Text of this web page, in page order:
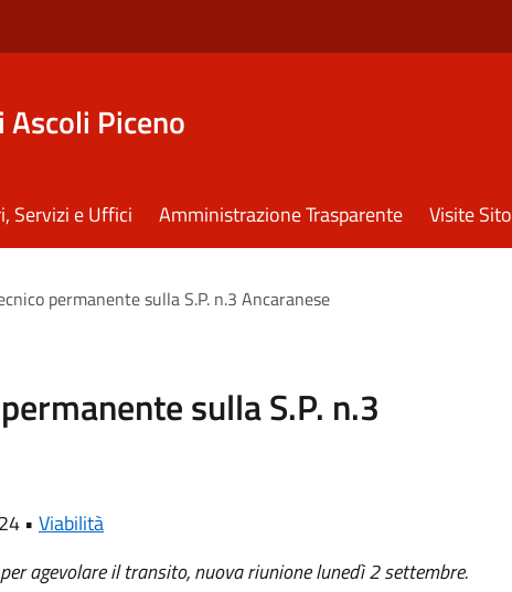
Piceno
Servizi e Uffici Amministrazione Trasparente Visite Sito
permanente sulla S.P. n.3 Ancaranese
sulla S.P. n.3
• Viabilità
agevolare il transito, nuova riunione lunedì 2 settembre.